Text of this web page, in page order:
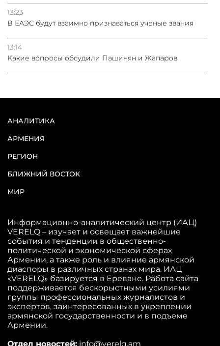
13:23
В ЕАЭС будут взаимно признаваться учёные звания
13:14
Какие вопросы обсудили Пашинян и Жапаров
АНАЛИТИКА
АРМЕНИЯ
РЕГИОН
БЛИЖНИЙ ВОСТОК
МИР
Информационно-аналитический центр (ИАЦ)
VERELQ – изучает и освещает важнейшие
события и тенденции в общественно-
политической и экономической сферах
Армении, а также роль и влияние армянской
диаспоры в различных странах мира. ИАЦ
«VERELQ» базируется в Ереване. Работа сайта
поддерживается бескорыстными усилиями
группы профессиональных журналистов и
экспертов, заинтересованных в укреплении
армянской государственности и в подъеме
Армении.
Отдел новостей: info@verelq.am